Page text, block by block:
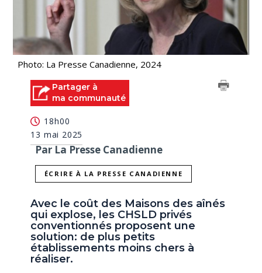
Photo: La Presse Canadienne, 2024
Partager à
ma communauté
18h00
13 mai 2025
Par La Presse Canadienne
ÉCRIRE À LA PRESSE CANADIENNE
Avec le coût des Maisons des aînés
qui explose, les CHSLD privés
conventionnés proposent une
solution: de plus petits
établissements moins chers à
réaliser.